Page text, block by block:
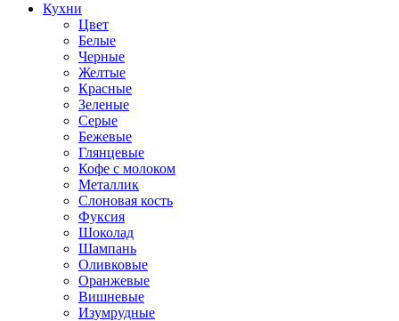
Кухни
Цвет
Белые
Черные
Желтые
Красные
Зеленые
Серые
Бежевые
Глянцевые
Кофе с молоком
Металлик
Слоновая кость
Фуксия
Шоколад
Шампань
Оливковые
Оранжевые
Вишневые
Изумрудные